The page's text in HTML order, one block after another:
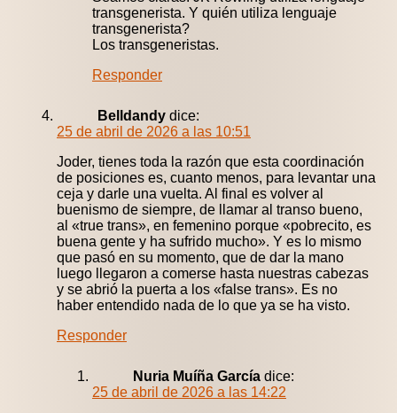
transgenerista. Y quién utiliza lenguaje
transgenerista?
Los transgeneristas.
Responder
Belldandy dice:
25 de abril de 2026 a las 10:51
Joder, tienes toda la razón que esta coordinación
de posiciones es, cuanto menos, para levantar una
ceja y darle una vuelta. Al final es volver al
buenismo de siempre, de llamar al transo bueno,
al «true trans», en femenino porque «pobrecito, es
buena gente y ha sufrido mucho». Y es lo mismo
que pasó en su momento, que de dar la mano
luego llegaron a comerse hasta nuestras cabezas
y se abrió la puerta a los «false trans». Es no
haber entendido nada de lo que ya se ha visto.
Responder
Nuria Muíña García dice:
25 de abril de 2026 a las 14:22